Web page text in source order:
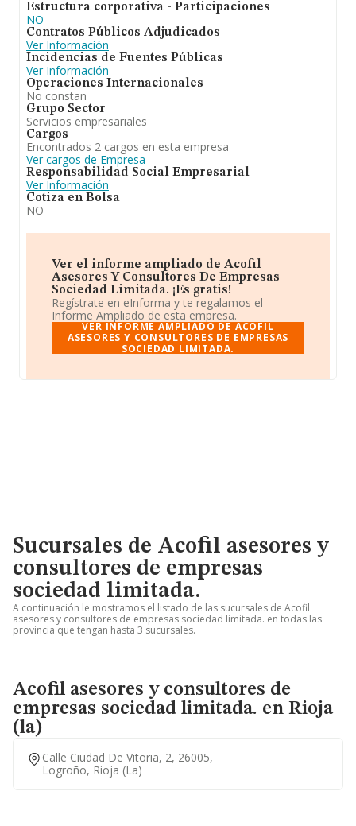
Estructura corporativa - Participaciones
NO
Contratos Públicos Adjudicados
Ver Información
Incidencias de Fuentes Públicas
Ver Información
Operaciones Internacionales
No constan
Grupo Sector
Servicios empresariales
Cargos
Encontrados 2 cargos en esta empresa
Ver cargos de Empresa
Responsabilidad Social Empresarial
Ver Información
Cotiza en Bolsa
NO
Ver el informe ampliado de Acofil
Asesores Y Consultores De Empresas
Sociedad Limitada. ¡Es gratis!
Regístrate en eInforma y te regalamos el
Informe Ampliado de esta empresa.
VER INFORME AMPLIADO DE ACOFIL
ASESORES Y CONSULTORES DE EMPRESAS
SOCIEDAD LIMITADA.
Sucursales de Acofil asesores y
consultores de empresas
sociedad limitada.
A continuación le mostramos el listado de las sucursales de Acofil
asesores y consultores de empresas sociedad limitada. en todas las
provincia que tengan hasta 3 sucursales.
Acofil asesores y consultores de
empresas sociedad limitada. en Rioja
(la)
Calle Ciudad De Vitoria, 2, 26005,
Logroño, Rioja (la)